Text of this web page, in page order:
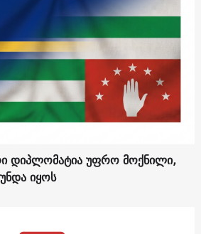
დიპლომატია უფრო მოქნილი,
იყოს